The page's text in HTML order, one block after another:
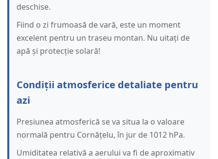
deschise.
Fiind o zi frumoasă de vară, este un moment
excelent pentru un traseu montan. Nu uitați de
apă și protecție solară!
Condiții atmosferice detaliate pentru
azi
Presiunea atmosferică se va situa la o valoare
normală pentru Cornățelu, în jur de 1012 hPa.
Umiditatea relativă a aerului va fi de aproximativ